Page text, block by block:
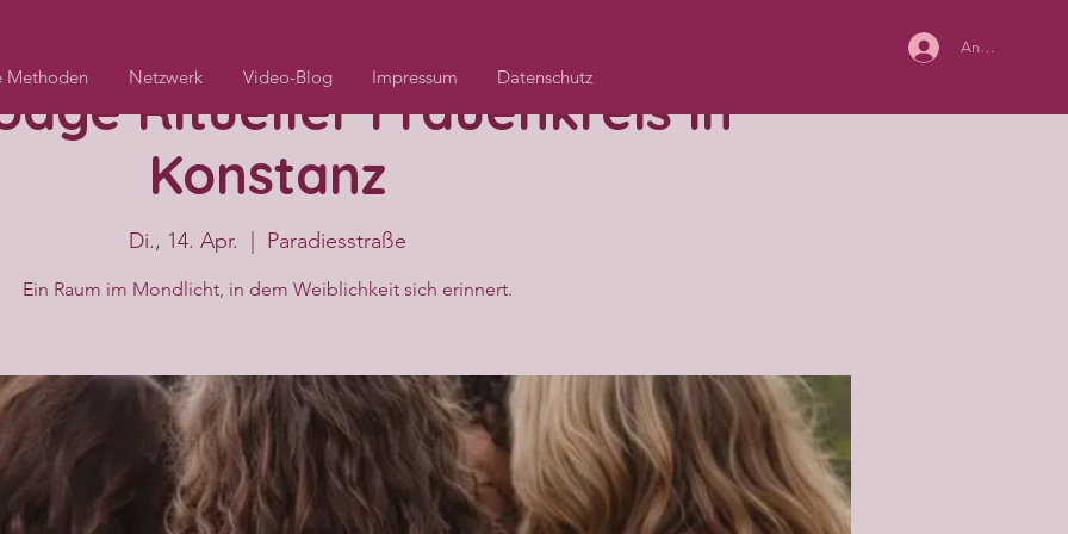
Methoden Netzwerk Video-Blog Impressum Datenschutz
Anmelden
Ritueller Frauenkreis in
Konstanz
Di., 14. Apr. Paradiesstraße
Ein Raum im Mondlicht, in dem Weiblichkeit sich erinnert.